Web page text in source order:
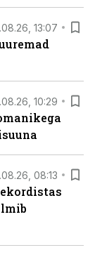
13:07
10:29
08:13